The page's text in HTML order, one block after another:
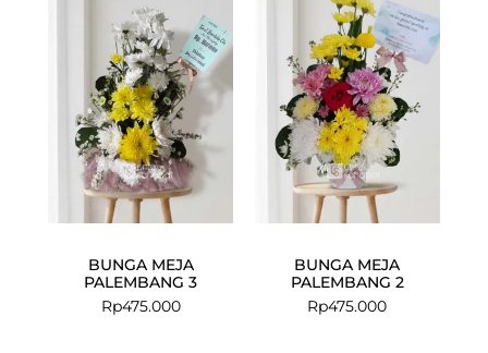
BUNGA MEJA
PALEMBANG 3
Rp475.000
BUNGA MEJA
PALEMBANG 2
Rp475.000